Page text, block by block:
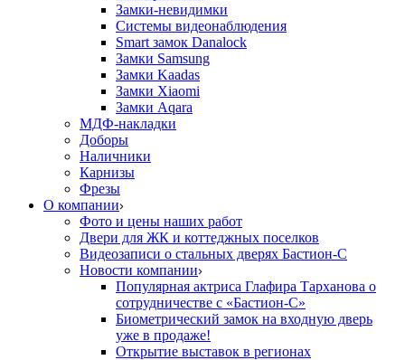
Замки-невидимки
Системы видеонаблюдения
Smart замок Danalock
Замки Samsung
Замки Kaadas
Замки Xiaomi
Замки Aqara
МДФ-накладки
Доборы
Наличники
Карнизы
Фрезы
О компании
Фото и цены наших работ
Двери для ЖК и коттеджных поселков
Видеозаписи о стальных дверях Бастион-С
Новости компании
Популярная актриса Глафира Тарханова о
сотрудничестве с «Бастион-С»
Биометрический замок на входную дверь
уже в продаже!
Открытие выставок в регионах